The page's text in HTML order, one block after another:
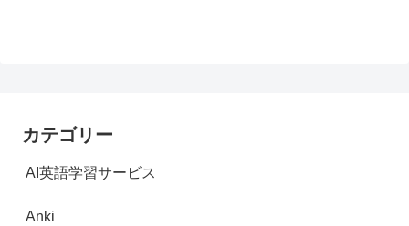
カテゴリー
AI英語学習サービス
Anki